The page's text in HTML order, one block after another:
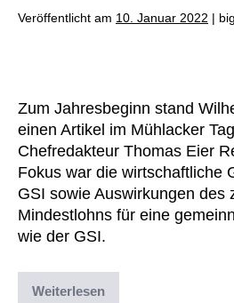
Veröffentlicht am 10. Januar 2022 |
Zum Jahresbeginn stand
einen Artikel im Mühlacker
Chefredakteur Thomas Eier
Fokus war die wirtschaftliche
GSI sowie Auswirkungen des
Mindestlohns für eine
wie der GSI.
Weiterlesen